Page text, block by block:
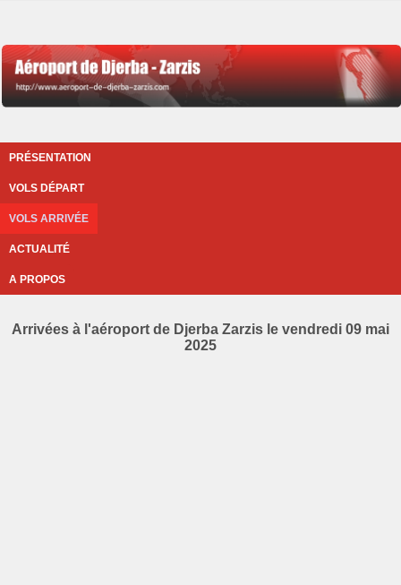
PRÉSENTATION
VOLS DÉPART
VOLS ARRIVÉE
ACTUALITÉ
A PROPOS
Arrivées à l'aéroport de Djerba Zarzis le vendredi 09 mai
2025